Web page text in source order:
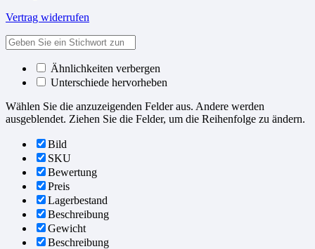
Vertrag widerrufen
Ähnlichkeiten verbergen
Unterschiede hervorheben
Wählen Sie die anzuzeigenden Felder aus. Andere werden
ausgeblendet. Ziehen Sie die Felder, um die Reihenfolge zu ändern.
Bild
SKU
Bewertung
Preis
Lagerbestand
Beschreibung
Gewicht
Beschreibung